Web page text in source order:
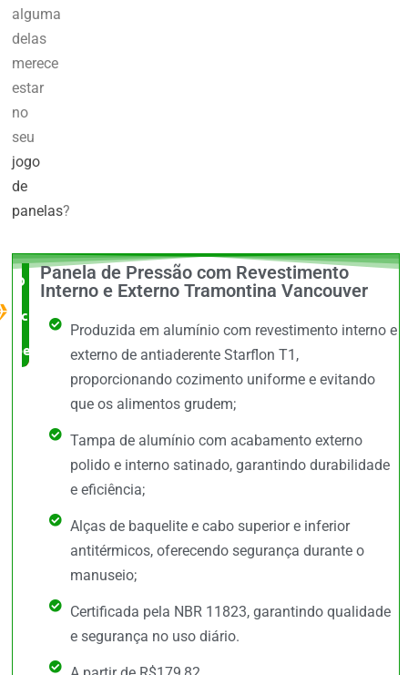
alguma
delas
merece
estar
no
seu
jogo
de
panelas?
O Melhor
custo x
benefício
Panela de Pressão com Revestimento
Interno e Externo Tramontina Vancouver
Produzida em alumínio com revestimento interno e
externo de antiaderente Starflon T1,
proporcionando cozimento uniforme e evitando
que os alimentos grudem;
Tampa de alumínio com acabamento externo
polido e interno satinado, garantindo durabilidade
e eficiência;
Alças de baquelite e cabo superior e inferior
antitérmicos, oferecendo segurança durante o
manuseio;
Certificada pela NBR 11823, garantindo qualidade
e segurança no uso diário.